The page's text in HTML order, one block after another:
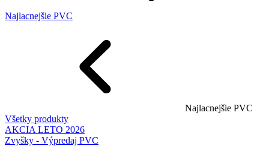
Najlacnejšie PVC
Najlacnejšie PVC
Všetky produkty
AKCIA LETO 2026
Zvyšky - Výpredaj PVC